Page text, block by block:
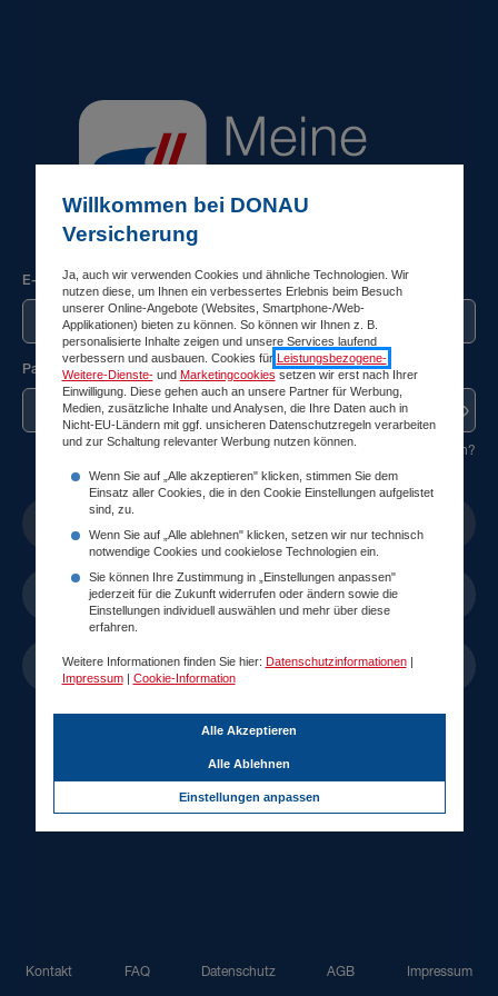
Willkommen bei DONAU
Versicherung
Ja, auch wir verwenden Cookies und ähnliche Technologien. Wir
nutzen diese, um Ihnen ein verbessertes Erlebnis beim Besuch
unserer Online-Angebote (Websites, Smartphone-/Web-
Applikationen) bieten zu können. So können wir Ihnen z. B.
personalisierte Inhalte zeigen und unsere Services laufend
verbessern und ausbauen. Cookies für Leistungsbezogene-,
Weitere-Dienste-und Marketingcookies setzen wir erst nach Ihrer
Einwilligung. Diese gehen auch an unsere Partner für Werbung,
Medien, zusätzliche Inhalte und Analysen, die Ihre Daten auch in
Nicht-EU-Ländern mit ggf. unsicheren Datenschutzregeln verarbeiten
und zur Schaltung relevanter Werbung nutzen können.
Wenn Sie auf „Alle akzeptieren" klicken, stimmen Sie dem
Einsatz aller Cookies, die in den Cookie Einstellungen aufgelistet
sind, zu.
Wenn Sie auf „Alle ablehnen" klicken, setzen wir nur technisch
notwendige Cookies und cookielose Technologien ein.
Sie können Ihre Zustimmung in „Einstellungen anpassen"
jederzeit für die Zukunft widerrufen oder ändern sowie die
Einstellungen individuell auswählen und mehr über diese
erfahren.
Weitere Informationen finden Sie hier: Datenschutzinformationen|
Impressum| Cookie-Information
Einstellungen anpassen
Alle Ablehnen
Alle Akzeptieren
E-Mail-Adresse
Passwort
Passwort vergessen?
Neues Konto erstellen
Mit ID Austria anmelden
Kontakt FAQ Datenschutz AGB Impressum